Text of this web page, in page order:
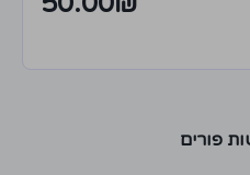
פורים